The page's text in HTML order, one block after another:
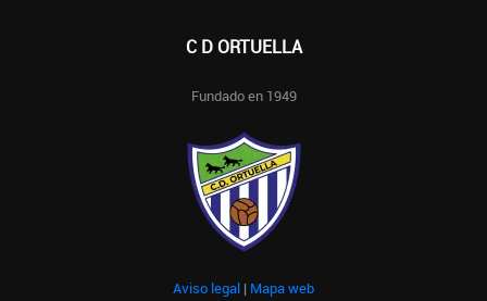
C D ORTUELLA
Fundado en 1949
Aviso legal | Mapa web